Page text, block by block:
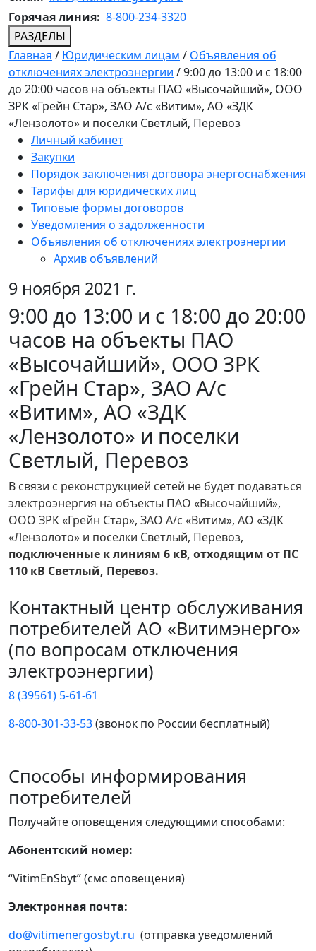
Горячая линия: 8-800-234-3320
РАЗДЕЛЫ
Главная / Юридическим лицам / Объявления об
отключениях электроэнергии /9:00 до 13:00 и с 18:00
до 20:00 часов на объекты ПАО «Высочайший», ООО
ЗРК «Грейн Стар», ЗАО А/с «Витим», АО «ЗДК
«Лензолото» и поселки Светлый, Перевоз
Личный кабинет
Закупки
Порядок заключения договора энергоснабжения
Тарифы для юридических лиц
Типовые формы договоров
Уведомления о задолженности
Объявления об отключениях электроэнергии
Архив объявлений
9 ноября 2021 г.
9:00 до 13:00 и с 18:00 до 20:00
часов на объекты ПАО
«Высочайший», ООО ЗРК
«Грейн Стар», ЗАО А/с
«Витим», АО «ЗДК
«Лензолото» и поселки
Светлый, Перевоз
В связи с реконструкцией сетей не будет подаваться
электроэнергия на объекты ПАО «Высочайший»,
ООО ЗРК «Грейн Стар», ЗАО А/с «Витим», АО «ЗДК
«Лензолото» и поселки Светлый, Перевоз,
подключенные к линиям 6 кВ, отходящим от ПС
110 кВ Светлый, Перевоз.
Контактный центр обслуживания
потребителей АО «Витимэнерго»
(по вопросам отключения
электроэнергии)
8 (39561) 5-61-61
8-800-301-33-53(звонок по России бесплатный)
Способы информирования
потребителей
Получайте оповещения следующими способами:
Абонентский номер:
“VitimEnSbyt” (смс оповещения)
Электронная почта:
do@vitimenergosbyt.ru (отправка уведомлений